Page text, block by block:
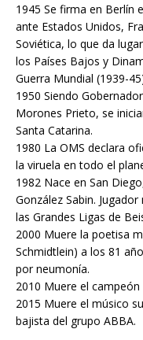
1945 Se firma en Berlín
ante Estados Unidos,
Soviética, lo que da
los Países Bajos y
Guerra Mundial (1939-
1950 Siendo
Morones Prieto, se
Santa Catarina.
1980 La OMS declara
la viruela en todo el
1982 Nace en San
González Sabin.
las Grandes Ligas de
2000 Muere la poetisa
Schmidtlein) a los 81
por neumonía.
2010 Muere el campeón
2015 Muere el músico
bajista del grupo ABBA.